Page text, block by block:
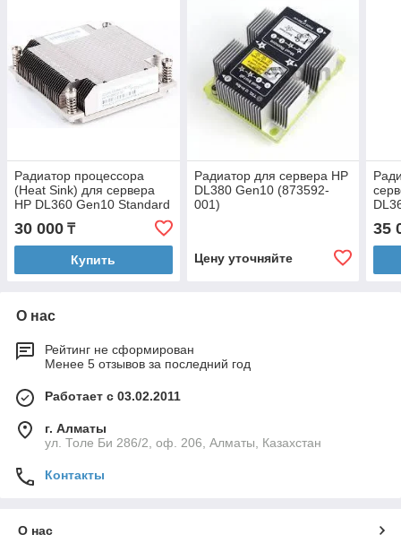
Радиатор процессора
(Heat Sink) для сервера
HP DL360 Gen10 Standard
30 000 ₸
Купить
Радиатор для сервера HP
DL380 Gen10 (873592-
001)
Цену уточняйте
35
О нас
Рейтинг не сформирован
Менее 5 отзывов за последний год
Работает с 03.02.2011
г. Алматы
ул. Толе Би 286/2, оф. 206, Алматы, Казахстан
Контакты
О нас